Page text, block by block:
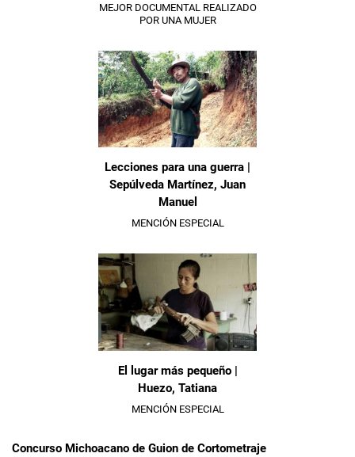
MEJOR DOCUMENTAL REALIZADO
POR UNA MUJER
Lecciones para una guerra |
Sepúlveda Martínez, Juan
Manuel
MENCIÓN ESPECIAL
El lugar más pequeño |
Huezo, Tatiana
MENCIÓN ESPECIAL
Concurso Michoacano de Guion de Cortometraje